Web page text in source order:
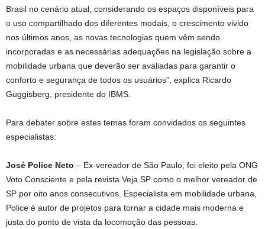
Brasil no cenário atual, considerando os espaços disponíveis para
o uso compartilhado dos diferentes modais, o crescimento vivido
nos últimos anos, as novas tecnologias quem vêm sendo
incorporadas e as necessárias adequações na legislação sobre a
mobilidade urbana que deverão ser avaliadas para garantir o
conforto e segurança de todos os usuários”, explica Ricardo
Guggisberg, presidente do IBMS.
Para debater sobre estes temas foram convidados os seguintes
especialistas:
José Police Neto – Ex-vereador de São Paulo, foi eleito pela ONG
Voto Consciente e pela revista Veja SP como o melhor vereador de
SP por oito anos consecutivos. Especialista em mobilidade urbana,
Police é autor de projetos para tornar a cidade mais moderna e
justa do ponto de vista da locomoção das pessoas.